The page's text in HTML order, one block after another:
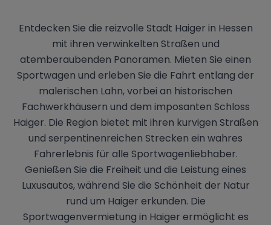
Entdecken Sie die reizvolle Stadt Haiger in Hessen
mit ihren verwinkelten Straßen und
atemberaubenden Panoramen. Mieten Sie einen
Sportwagen und erleben Sie die Fahrt entlang der
malerischen Lahn, vorbei an historischen
Fachwerkhäusern und dem imposanten Schloss
Haiger. Die Region bietet mit ihren kurvigen Straßen
und serpentinenreichen Strecken ein wahres
Fahrerlebnis für alle Sportwagenliebhaber.
Genießen Sie die Freiheit und die Leistung eines
Luxusautos, während Sie die Schönheit der Natur
rund um Haiger erkunden. Die
Sportwagenvermietung in Haiger ermöglicht es